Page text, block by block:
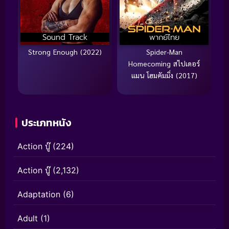
Sound Track
Strong Enough (2022)
พากย์ไทย
Spider-Man
Homecoming สไปเดอร์
แมน โฮมคัมมิ่ง (2017)
ประเภทหนัง
Action บู๊(224)
Action บู๊(2,132)
Adaptation (6)
Adult (1)